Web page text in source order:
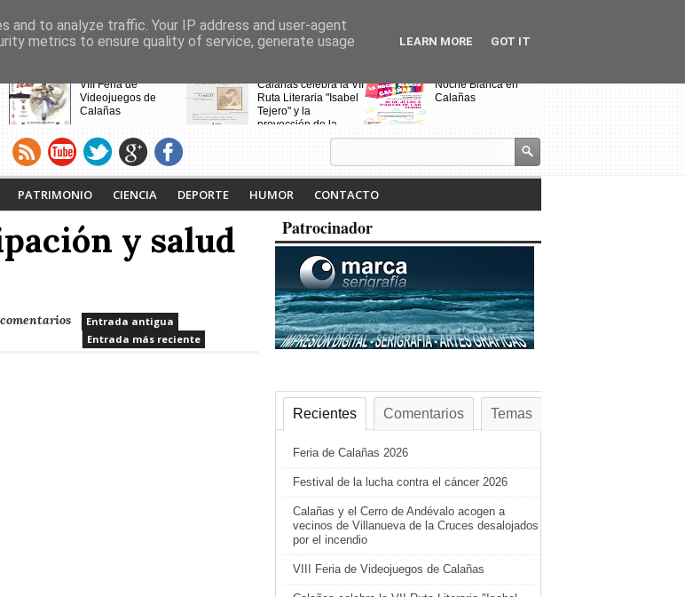
VIII Feria de
Videojuegos de
Calañas
Calañas celebra la VII
Ruta Literaria "Isabel
Tejero" y la
proyección de la
Noche Blanca en
Calañas
Fin de curso
PATRIMONIO CIENCIA DEPORTE HUMOR CONTACTO
y salud
Entrada antigua
Entrada más reciente
Patrocinador
Recientes Comentarios Temas
Feria de Calañas 2026
Festival de la lucha contra el cáncer 2026
Calañas y el Cerro de Andévalo acogen a
vecinos de Villanueva de la Cruces desalojados
por el incendio
VIII Feria de Videojuegos de Calañas
to analyze traffic. Your IP address and user-agent
metrics to ensure quality of service, generate usage
LEARN MORE GOT IT